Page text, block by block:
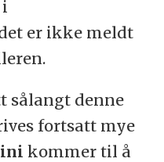
er ikke meldt
sålangt denne
fortsatt mye
kommer til å